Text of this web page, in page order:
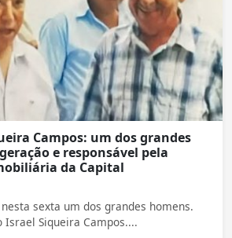
Campos: um dos grandes
e responsável pela
da Capital
sexta um dos grandes homens.
Siqueira Campos....